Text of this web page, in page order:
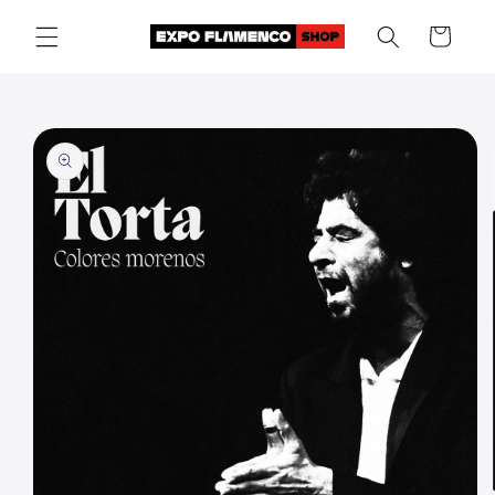
content
Cart
Skip to
product
information